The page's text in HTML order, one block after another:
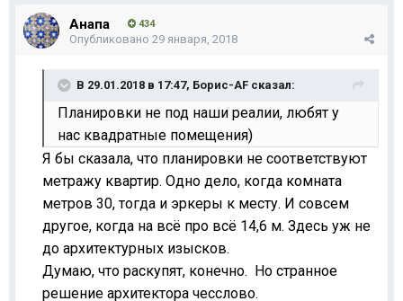
Анапа 434
Опубликовано 29 января, 2018
В 29.01.2018 в 17:47, Борис-AF сказал:
Планировки не под наши реалии, любят у
нас квадратные помещения)
Я бы сказала, что планировки не соответствуют
метражу квартир. Одно дело, когда комната
метров 30, тогда и эркеры к месту. И совсем
другое, когда на всё про всё 14,6 м. Здесь уж не
до архитектурных изысков.
Думаю, что раскупят, конечно. Но странное
решение архитектора чесслово.